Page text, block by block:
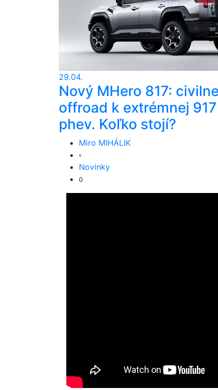
29.04.
Nový MHero 817:
offroad k extrémnej
phev. Koľko stojí?
Miro MIHÁLIK
Novinky
0